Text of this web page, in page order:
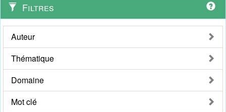
Filtres
Auteur
Thématique
Domaine
Mot clé